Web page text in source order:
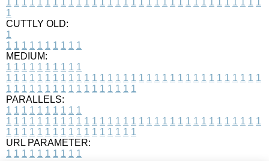
1 1 1 1 1 1 1 1 1 1 1 1 1 1 1 1 1 1 1 1 1 1 1 1 1 1 1 1 1 1 1 1 1
1
CUTTLY OLD:
1
1 1 1 1 1 1 1 1 1 1
MEDIUM:
1 1 1 1 1 1 1 1 1 1
1 1 1 1 1 1 1 1 1 1 1 1 1 1 1 1 1 1 1 1 1 1 1 1 1 1 1 1 1 1 1 1 1
1 1 1 1 1 1 1 1 1 1 1 1 1 1 1 1 1
PARALLELS:
1 1 1 1 1 1 1 1 1 1
1 1 1 1 1 1 1 1 1 1 1 1 1 1 1 1 1 1 1 1 1 1 1 1 1 1 1 1 1 1 1 1 1
1 1 1 1 1 1 1 1 1 1 1 1 1 1 1 1 1
URL PARAMETER:
1 1 1 1 1 1 1 1 1 1